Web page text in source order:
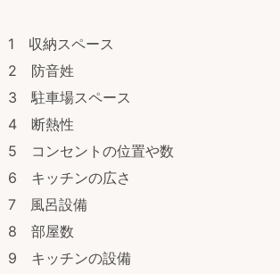
1 収納スペース
2 防音姓
3 駐車場スペース
4 断熱性
5 コンセントの位置や数
6 キッチンの広さ
7 風呂設備
8 部屋数
9 キッチンの設備